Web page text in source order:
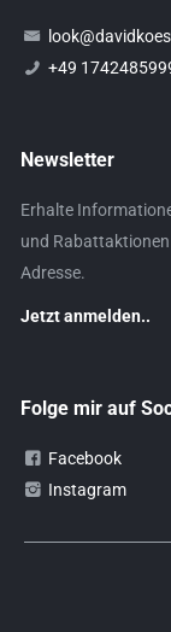
+49
Newsletter
Erhalte
und
Adresse.
Jetzt anmelden..
Folge mir auf
Facebook
Instagram